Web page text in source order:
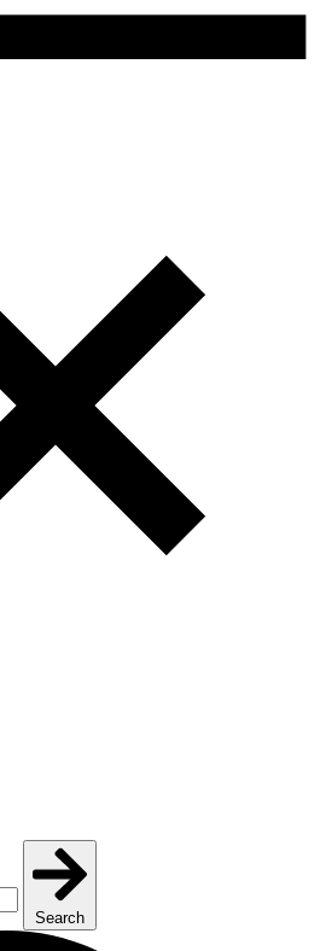
Search